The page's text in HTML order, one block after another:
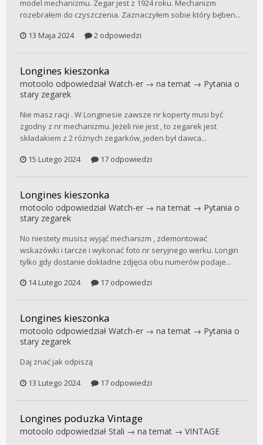
model mechanizmu. Zegar jest z 1924 roku. Mechanizm
rozebrałem do czyszczenia. Zaznaczyłem sobie który bęben...
13 Maja 2024
2 odpowiedzi
Longines kieszonka
motoolo odpowiedział Watch-er → na temat → Pytania o
stary zegarek
Nie masz racji . W Longinesie zawsze nr koperty musi być
zgodny z nr mechanizmu. Jeżeli nie jest , to zegarek jest
składakiem z 2 różnych zegarków, jeden był dawca...
15 Lutego 2024
17 odpowiedzi
Longines kieszonka
motoolo odpowiedział Watch-er → na temat → Pytania o
stary zegarek
No niestety musisz wyjąć mechanizm , zdemontować
wskazówki i tarcze i wykonać foto nr seryjnego werku. Longin
tylko gdy dostanie dokładne zdjęcia obu numerów podaje...
14 Lutego 2024
17 odpowiedzi
Longines kieszonka
motoolo odpowiedział Watch-er → na temat → Pytania o
stary zegarek
Daj znać jak odpiszą
13 Lutego 2024
17 odpowiedzi
Longines poduzka Vintage
motoolo odpowiedział Stali → na temat → VINTAGE